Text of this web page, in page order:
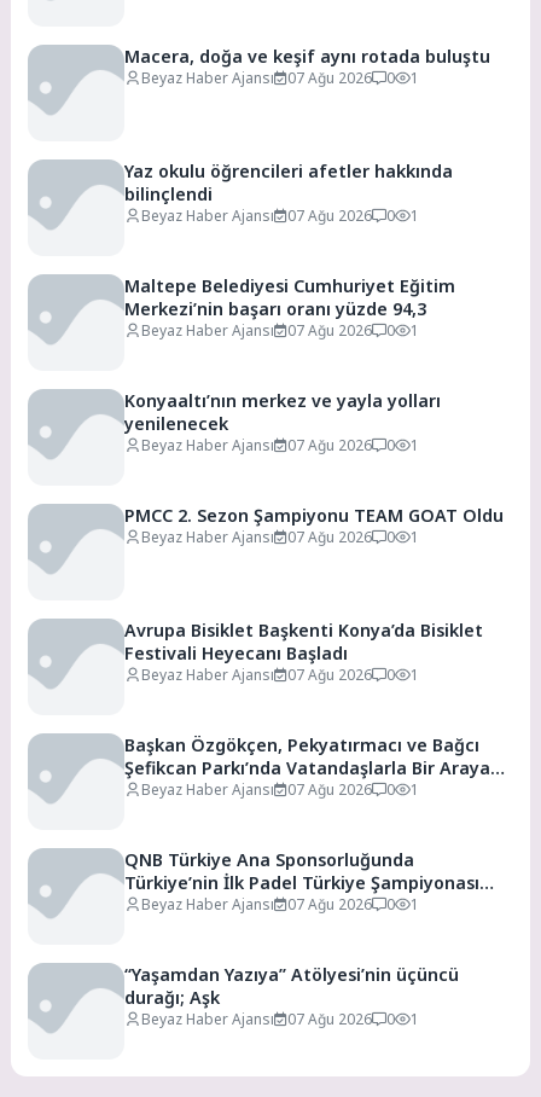
Macera, doğa ve keşif aynı rotada buluştu
Beyaz Haber Ajansı 07 Ağu 2026 0 1
Yaz okulu öğrencileri afetler hakkında
bilinçlendi
Beyaz Haber Ajansı 07 Ağu 2026 0 1
Maltepe Belediyesi Cumhuriyet Eğitim
Merkezi’nin başarı oranı yüzde 94,3
Beyaz Haber Ajansı 07 Ağu 2026 0 1
Konyaaltı’nın merkez ve yayla yolları
yenilenecek
Beyaz Haber Ajansı 07 Ağu 2026 0 1
PMCC 2. Sezon Şampiyonu TEAM GOAT Oldu
Beyaz Haber Ajansı 07 Ağu 2026 0 1
Avrupa Bisiklet Başkenti Konya’da Bisiklet
Festivali Heyecanı Başladı
Beyaz Haber Ajansı 07 Ağu 2026 0 1
Başkan Özgökçen, Pekyatırmacı ve Bağcı
Şefikcan Parkı’nda Vatandaşlarla Bir Araya
Geldi
Beyaz Haber Ajansı 07 Ağu 2026 0 1
QNB Türkiye Ana Sponsorluğunda
Türkiye’nin İlk Padel Türkiye Şampiyonası
Başlıyor
Beyaz Haber Ajansı 07 Ağu 2026 0 1
“Yaşamdan Yazıya” Atölyesi’nin üçüncü
durağı; Aşk
Beyaz Haber Ajansı 07 Ağu 2026 0 1